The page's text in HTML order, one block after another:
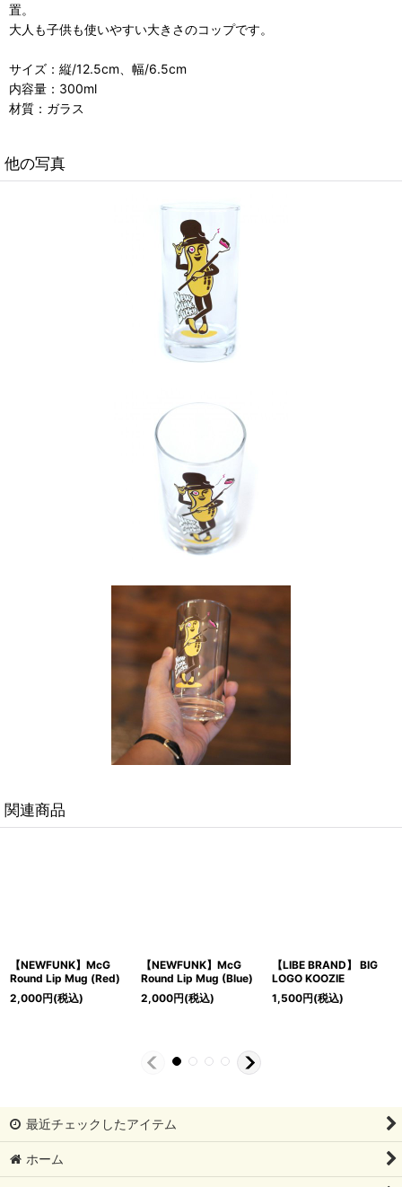
置。
大人も子供も使いやすい大きさのコップです。
サイズ：縦/12.5cm、幅/6.5cm
内容量：300ml
材質：ガラス
他の写真
関連商品
】McG
Mug (Blue)
込)
【LIBE BRAND】 BIG
LOGO KOOZIE
1,500
(税込)
【NEWFUNK】
NEWFUNK Originals
NECKLACE (Gold)
【
Bangle
最近チェックしたアイテム
ホーム